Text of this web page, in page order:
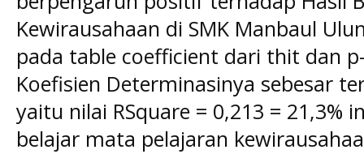
Kewirausahaan di SMK Manbaul
pada table coefficient dari thit dan
Koefisien Determinasinya sebesar
yaitu nilai RSquare = 0,213 = 21,3%
belajar mata pelajaran